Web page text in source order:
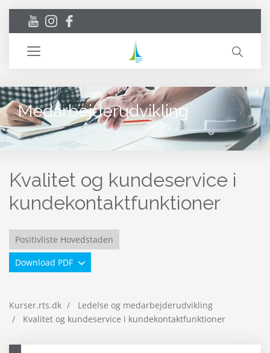
Toggle
Medarbejderudvikling
Kvalitet og kundeservice i
kundekontaktfunktioner
Positivliste Hovedstaden
Download PDF
Kurser.rts.dk
Ledelse og medarbejderudvikling
Kvalitet og kundeservice i kundekontaktfunktioner